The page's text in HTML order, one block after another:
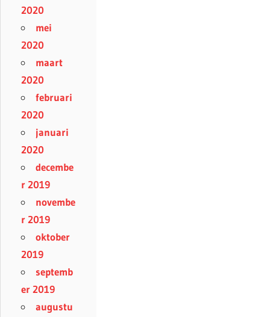
2020
mei
2020
maart
2020
februari
2020
januari
2020
decembe
r 2019
novembe
r 2019
oktober
2019
septemb
er 2019
augustu